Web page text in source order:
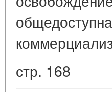
стр. 168